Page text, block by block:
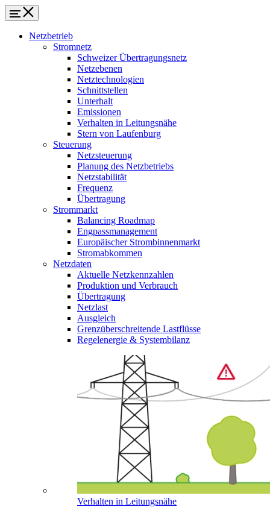
Netzbetrieb
Stromnetz
Schweizer Übertragungsnetz
Netzebenen
Netztechnologien
Schnittstellen
Unterhalt
Emissionen
Verhalten in Leitungsnähe
Stern von Laufenburg
Steuerung
Netzsteuerung
Planung des Netzbetriebs
Netzstabilität
Frequenz
Übertragung
Strommarkt
Balancing Roadmap
Engpassmanagement
Europäischer Strombinnenmarkt
Stromabkommen
Netzdaten
Aktuelle Netzkennzahlen
Produktion und Verbrauch
Übertragung
Netzlast
Ausgleich
Grenzüberschreitende Lastflüsse
Regelenergie & Systembilanz
Verhalten in Leitungsnähe